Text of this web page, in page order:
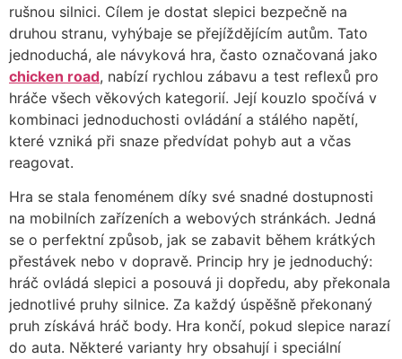
rušnou silnici. Cílem je dostat slepici bezpečně na
druhou stranu, vyhýbaje se přejíždějícím autům. Tato
jednoduchá, ale návyková hra, často označovaná jako
chicken road, nabízí rychlou zábavu a test reflexů pro
hráče všech věkových kategorií. Její kouzlo spočívá v
kombinaci jednoduchosti ovládání a stálého napětí,
které vzniká při snaze předvídat pohyb aut a včas
reagovat.
Hra se stala fenoménem díky své snadné dostupnosti
na mobilních zařízeních a webových stránkách. Jedná
se o perfektní způsob, jak se zabavit během krátkých
přestávek nebo v dopravě. Princip hry je jednoduchý:
hráč ovládá slepici a posouvá ji dopředu, aby překonala
jednotlivé pruhy silnice. Za každý úspěšně překonaný
pruh získává hráč body. Hra končí, pokud slepice narazí
do auta. Některé varianty hry obsahují i speciální